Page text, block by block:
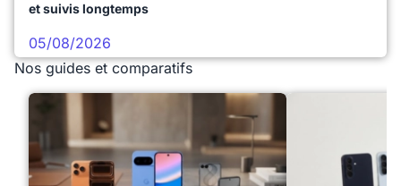
et suivis longtemps
05/08/2026
Nos guides et comparatifs